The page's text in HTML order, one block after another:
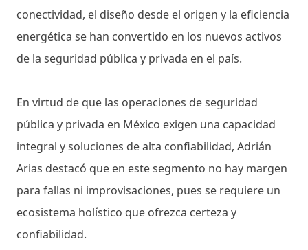
conectividad, el diseño desde el origen y la eficiencia
energética se han convertido en los nuevos activos
de la seguridad pública y privada en el país.
En virtud de que las operaciones de seguridad
pública y privada en México exigen una capacidad
integral y soluciones de alta confiabilidad, Adrián
Arias destacó que en este segmento no hay margen
para fallas ni improvisaciones, pues se requiere un
ecosistema holístico que ofrezca certeza y
confiabilidad.